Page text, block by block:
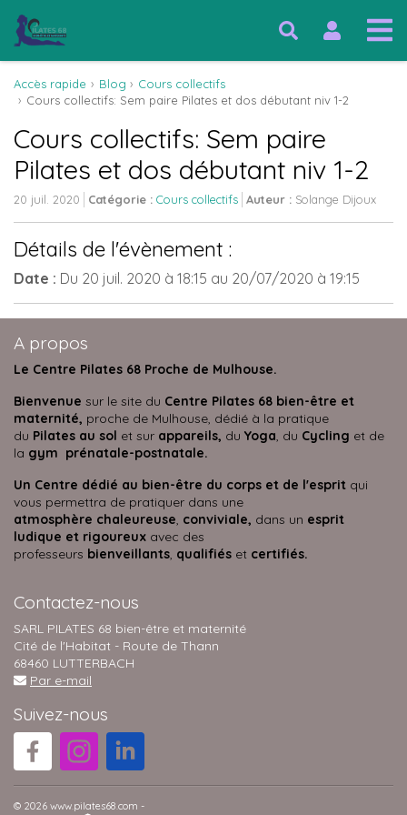
Accès rapide Blog
Cours collectifs
Cours collectifs: Sem paire Pilates et dos débutant niv 1-2
Cours collectifs: Sem paire
Pilates et dos débutant niv 1-2
20 juil. 2020 Catégorie : Cours collectifs Auteur : Solange Dijoux
Détails de l'évènement :
Date : Du 20 juil. 2020 à 18:15 au 20/07/2020 à 19:15
A propos
Le Centre Pilates 68 Proche de Mulhouse.
Bienvenue sur le site du Centre Pilates 68 bien-être et
maternité, proche de Mulhouse, dédié à la pratique
du Pilates au sol et sur appareils, du Yoga, du Cycling et de
la gym prénatale-postnatale.
Un Centre dédié au bien-être du corps et de l'esprit qui
vous permettra de pratiquer dans une
atmosphère chaleureuse, conviviale, dans un esprit
ludique et rigoureux avec des
professeurs bienveillants, qualifiés et certifiés.
Contactez-nous
SARL PILATES 68 bien-être et maternité
Cité de l'Habitat - Route de Thann
68460 LUTTERBACH
Par e-mail
Suivez-nous
© 2026 www.pilates68.com -